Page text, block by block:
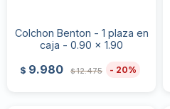
Colchon Benton - 1 plaza en
caja - 0.90 x 1.90
$ 9.980 $12.475 20